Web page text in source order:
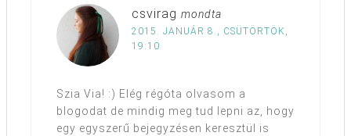
csvirag mondta
2015. JANUÁR 8., CSÜTÖRTÖK,
19:10
Szia Via! :) Elég régóta olvasom a
blogodat de mindig meg tud lepni az, hogy
egy egyszerű bejegyzésen keresztül is